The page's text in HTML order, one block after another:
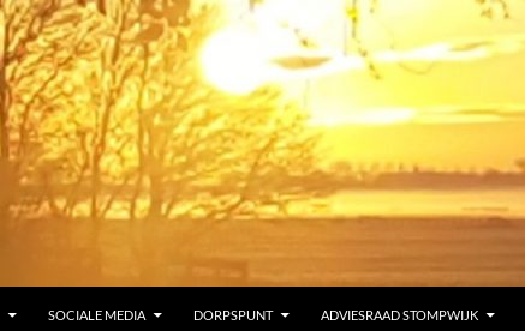
SOCIALE MEDIA DORPSPUNT ADVIESRAAD STOMPWIJK